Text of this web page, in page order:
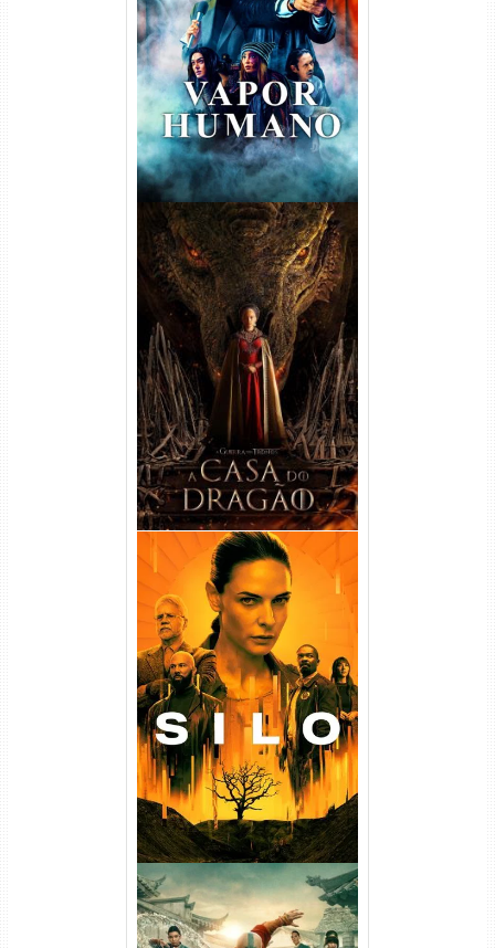
Vapor Humano 1ª Temporada
Torrent (2026) WEB-DL 1080p
Dual Áudio
A Casa do Dragão 1ª
Temporada Torrent (2022)
WEB-DL 720p/1080p Dual
Áudio
Silo 1ª Temporada Torrent
(2023) WEB-DL
720p/1080p/4K Dual Áudio